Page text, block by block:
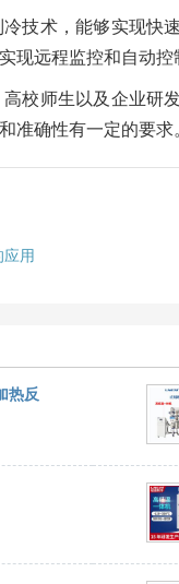
技术，能够实现快
远程监控和自动控
校师生以及企业研
准确性有一定的要求
用
热反